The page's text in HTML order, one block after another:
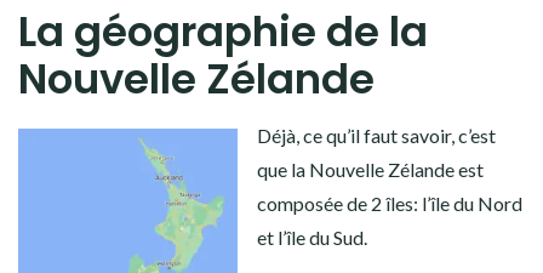
La géographie de la
Nouvelle Zélande
Déjà, ce qu’il faut savoir, c’est
que la Nouvelle Zélande est
composée de 2 îles: l’île du Nord
et l’île du Sud.